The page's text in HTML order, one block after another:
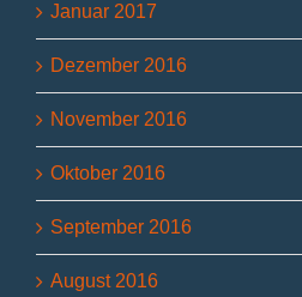
Januar 2017
Dezember 2016
November 2016
Oktober 2016
September 2016
August 2016